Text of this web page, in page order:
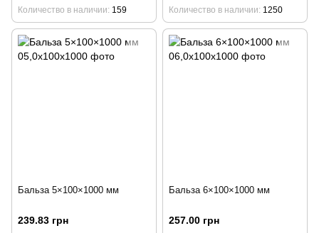
Количество в наличии 159 Количество в наличии 1250
Бальза 5×100×1000 мм
239.83 грн
Бальза 6×100×1000 мм
257.00 грн